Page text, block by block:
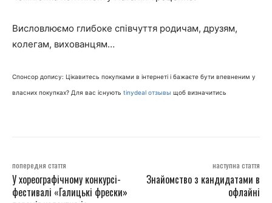
Висловлюємо глибоке співчуття родичам, друзям,
колегам, вихованцям…
Спонсор допису: Цікавитесь покупками в інтернеті і бажаєте бути впевненим у
власних покупках? Для вас існують tinydeal отзывы щоб визначитись
попередня стаття
У хореографічному конкурсі-
фестивалі «Галицькі фрески»
наступна стаття
Знайомство з кандидатами в
офлайні